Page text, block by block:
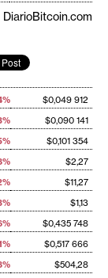
DiarioBitcoin.com
$0,049 912
$0,090 141
$0,101 354
$2,27
$11,27
$1,13
$0,435 748
$0,517 666
$504,28